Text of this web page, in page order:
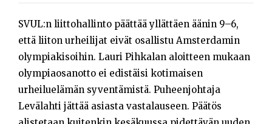
Henkilöt
Opiskelijat
Haku:
SVUL:n liittohallinto päättää yllättäen äänin 9–6,
että liiton urheilijat eivät osallistu Amsterdamin
olympiakisoihin. Lauri Pihkalan aloitteen mukaan
olympiaosanotto ei edistäisi kotimaisen
urheiluelämän syventämistä. Puheenjohtaja
Levälahti jättää asiasta vastalauseen. Päätös